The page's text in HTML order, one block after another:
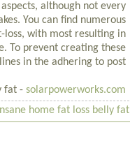
although not every
You can find numerous
loss, with most resulting in
To prevent creating these
in the adhering to post.
fat - solarpowerworks.com/.../
home fat loss belly fat